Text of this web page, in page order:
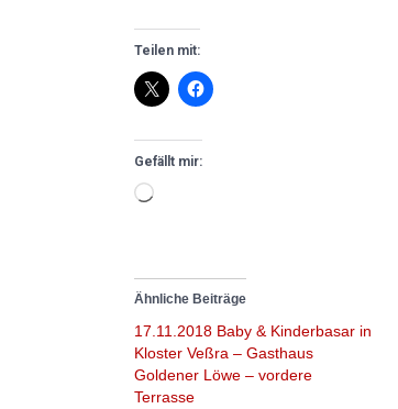
Teilen mit:
Gefällt mir:
Wird
Ähnliche Beiträge
17.11.2018 Baby & Kinderbasar in
Kloster Veßra – Gasthaus
Goldener Löwe – vordere
Terrasse